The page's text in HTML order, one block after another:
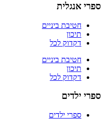
ספרי אנגלית
חטיבת ביניים
תיכון
דקדוק לכל
חטיבת ביניים
תיכון
דקדוק לכל
ספרי ילדים
ספרי ילדים